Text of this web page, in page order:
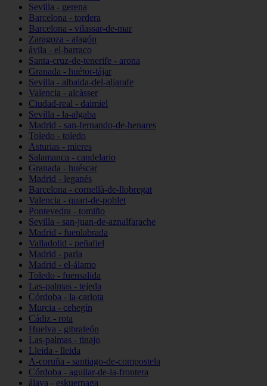
Sevilla - gerena
Barcelona - tordera
Barcelona - vilassar-de-mar
Zaragoza - alagón
ávila - el-barraco
Santa-cruz-de-tenerife - arona
Granada - huétor-tájar
Sevilla - albaida-del-aljarafe
Valencia - alcàsser
Ciudad-real - daimiel
Sevilla - la-algaba
Madrid - san-fernando-de-henares
Toledo - toledo
Asturias - mieres
Salamanca - candelario
Granada - huéscar
Madrid - leganés
Barcelona - cornellà-de-llobregat
Valencia - quart-de-poblet
Pontevedra - tomiño
Sevilla - san-juan-de-aznalfarache
Madrid - fuenlabrada
Valladolid - peñafiel
Madrid - parla
Madrid - el-álamo
Toledo - fuensalida
Las-palmas - tejeda
Córdoba - la-carlota
Murcia - cehegín
Cádiz - rota
Huelva - gibraleón
Las-palmas - tinajo
Lleida - lleida
A-coruña - santiago-de-compostela
Córdoba - aguilar-de-la-frontera
álava - eskuernaga